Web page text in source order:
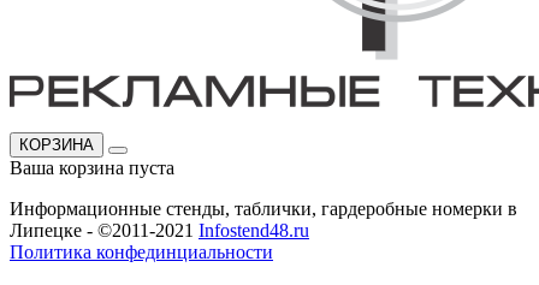
КОРЗИНА
Ваша корзина пуста
Информационные стенды, таблички, гардеробные номерки в
Липецке - ©2011-2021 Infostend48.ru
Политика конфединциальности